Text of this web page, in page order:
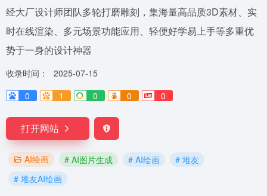
经大厂设计师团队多轮打磨雕刻，集海量高品质3D素材、实
时在线渲染、多元场景功能应用、轻便好学易上手等多重优
势于一身的设计神器
收录时间：
2025-07-15
0
1 0 0 0
打开网站
AI绘画 # AI图片生成 # AI绘画
# 堆友
# 堆友AI绘画